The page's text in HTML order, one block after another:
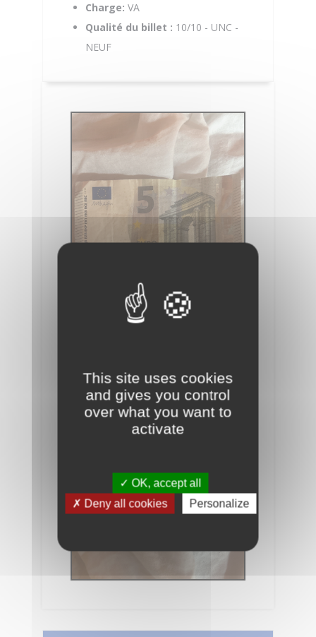
Charge: VA
Qualité du billet : 10/10 - UNC -
NEUF
This site uses cookies
and gives you control
over what you want to
activate
OK, accept all
Deny all cookies
Personalize